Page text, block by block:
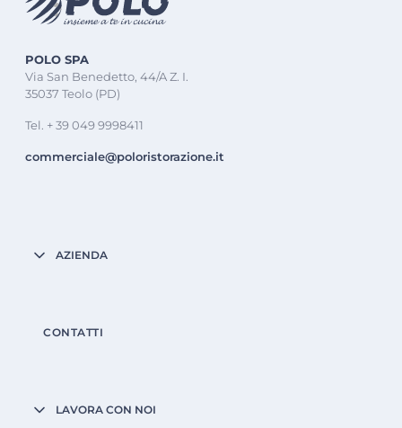
POLO SPA
Via San Benedetto, 44/A Z. I.
35037 Teolo (PD)
Tel. + 39 049 9998411
commerciale@poloristorazione.it
AZIENDA
CONTATTI
LAVORA CON NOI